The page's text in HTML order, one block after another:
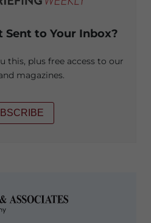
Sent to Your Inbox?
this, plus free access to our
magazines.